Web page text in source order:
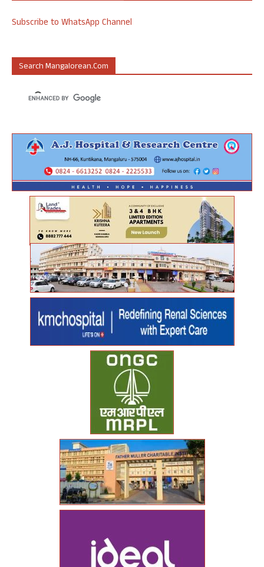
Subscribe to WhatsApp Channel
Search Mangalorean.com